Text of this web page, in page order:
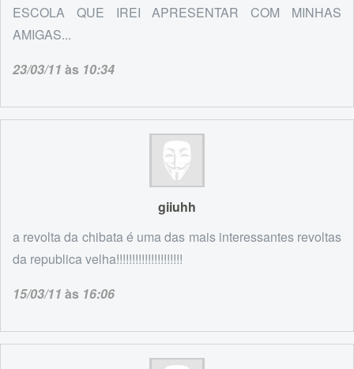
ESCOLA QUE IREI APRESENTAR COM MINHAS
AMIGAS...
23/03/11 às 10:34
giiuhh
a revolta da chibata é uma das mais interessantes revoltas
da republica velha!!!!!!!!!!!!!!!!!!!!!
15/03/11 às 16:06